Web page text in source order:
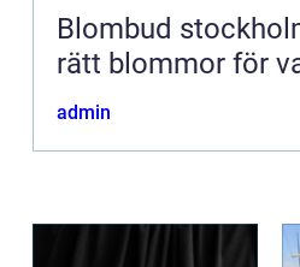
Blombud stockholm så väljer
rätt blommor för
admin